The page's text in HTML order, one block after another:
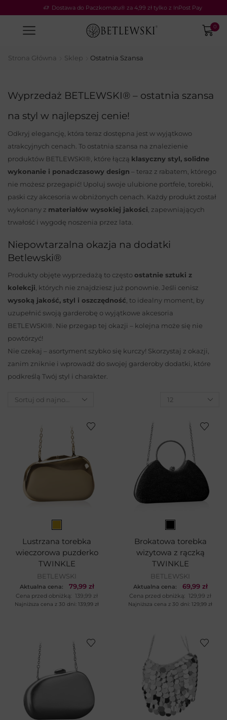
Dostawa do Paczkomatu® za 4,99 zł tylko z InPost Pay
0
Strona Główna Sklep Ostatnia Szansa
Wyprzedaż BETLEWSKI® – ostatnia szansa
na styl w najlepszej cenie!
Odkryj elegancję, która teraz dostępna jest w wyjątkowo
atrakcyjnych cenach. To ostatnia szansa na znalezienie
produktów BETLEWSKI®, które łączą klasyczny styl, solidne
wykonanie i ponadczasowy design – teraz z rabatem, którego
nie możesz przegapić! Upoluj swoje ulubione portfele, torebki,
paski czy akcesoria w obniżonych cenach. Każdy produkt został
wykonany z materiałów wysokiej jakości , zapewniających
trwałość i wygodę noszenia przez lata.
Niepowtarzalna okazja na dodatki
Betlewski®
Produkty objęte wyprzedażą to częstoostatnie sztuki z
kolekcji , których nie znajdziesz już ponownie. Jeśli cenisz
wysoką jakość, styl i oszczędność , to idealny moment, by
uzupełnić swoją garderobę o wyjątkowe akcesoria
BETLEWSKI®. Nie przegap tej okazji – kolejna może się nie
powtórzyć!
Nie czekaj – asortyment szybko się kurczy! Skorzystaj z okazji,
zanim zniknie i wprowadź do swojej garderoby dodatki, które
podkreślą Twój styl i charakter.
Lustrzana torebka
wieczorowa puzderko
TWINKLE
BETLEWSKI
Aktualna cena: 79,99 zł
Cena przed obniżką: 139,99 zł
Najniższa cena z 30 dni: 139,99 zł
Brokatowa torebka
wizytowa z rączką
TWINKLE
BETLEWSKI
Aktualna cena: 69,99 zł
Cena przed obniżką: 129,99 zł
Najniższa cena z 30 dni: 129,99 zł